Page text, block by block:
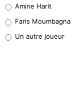
1%
9%
Amine Harit
Faris Moumbagna
Un autre joueur